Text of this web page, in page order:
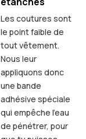
Les coutures sont
le point faible de
tout vêtement.
Nous leur
appliquons donc
une bande
adhésive spéciale
qui empêche l'eau
de pénétrer, pour